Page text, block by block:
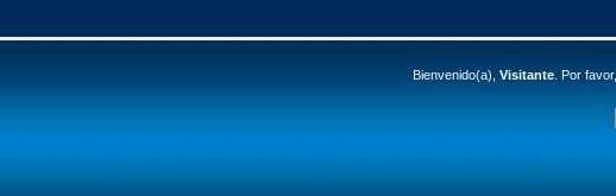
Bienvenido(a), Visitante. Por favor,